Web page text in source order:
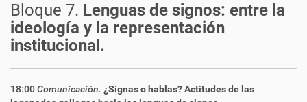
Bloque 7. Lenguas de signos: entre la
ideología y la representación
institucional.
18:00Comunicación. ¿Signas o hablas? Actitudes de las